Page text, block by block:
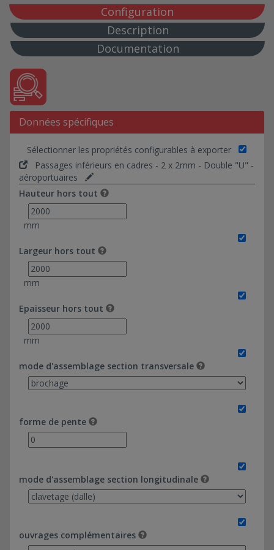
Passages inférieurs en cadres - 6 x 6mm - Pédroits +
dalle - aéroportuaires
Passages inférieurs en cadres - 6 x 6mm - Pédroits +
dalle - ferroviaires
Passages inférieurs en cadres - 6 x 5mm - Pédroits +
dalle - aéroportuaires
Passages inférieurs en cadres - 6 x 5mm - Pédroits +
dalle - ferroviaires
Passages inférieurs en cadres - 6 x 5mm - Pédroits +
dalle - routières
dalle - terrassement simple
Passages inférieurs en cadres - 6 x 3mm - Pédroits +
dalle - aéroportuaires
dalle - ferroviaires
Passages inférieurs en cadres - 6 x 3mm - Pédroits +
dalle - routières
dalle - terrassement simple
Passages inférieurs en cadres - 6 x 2mm - Pédroits +
dalle - aéroportuaires
Passages inférieurs en cadres - 2 x 2mm - Pédroits +
dalle - aéroportuaires
Passages inférieurs en cadres - 2 x 2mm - Pédroits +
dalle - ferroviaires
ferroviaires
Passages inférieurs en cadres - 2 x 2mm - Double "U" -
routières
Passages inférieurs en cadres - 5 x 3mm - Monobloc -
Passages inférieurs en cadres - 5 x 3mm - Monobloc -
aéroportuaires
Configuration
Description
Documentation
Données spécifiques
Sélectionner les propriétés configurables à exporter
Passages inférieurs en cadres - 2 x 2mm - Double "U" -
aéroportuaires
Hauteur hors tout
mm
Largeur hors tout
mm
Epaisseur hors tout
mm
mode d'assemblage section transversale
forme de pente
mode d'assemblage section longitudinale
ouvrages complémentaires